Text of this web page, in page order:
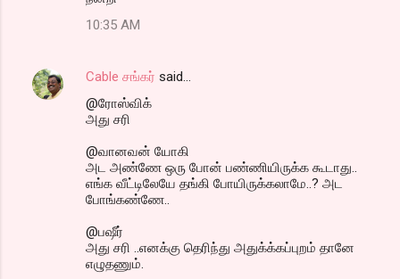
10:35 AM
Cable சங்கர் said…
@ரோஸ்விக்
அது சரி
@வானவன் யோகி
அட அண்ணே ஒரு போன் பண்ணியிருக்க கூடாது..
எங்க வீட்டிலேயே தங்கி போயிருக்கலாமே..? அட
போங்கண்ணே..
@பஷீர்
அது சரி ..எனக்கு தெரிந்து அதுக்க்கப்புறம் தானே
எழுதணும்.